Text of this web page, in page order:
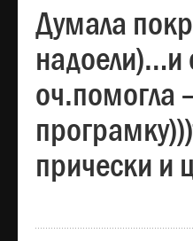
Думала
надоели)…и
оч.помогла
прически и